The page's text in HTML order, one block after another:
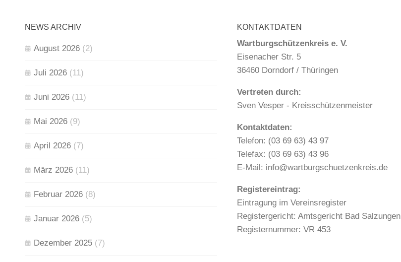
NEWS ARCHIV
August 2026 (2)
Juli 2026 (11)
Juni 2026 (11)
Mai 2026 (9)
April 2026 (7)
März 2026 (11)
Februar 2026 (8)
Januar 2026 (5)
Dezember 2025 (7)
KONTAKTDATEN
Wartburgschützenkreis e. V.
Eisenacher Str. 5
36460 Dorndorf / Thüringen
Vertreten durch:
Sven Vesper - Kreisschützenmeister
Kontaktdaten:
Telefon: (03 69 63) 43 97
Telefax: (03 69 63) 43 96
E-Mail: info@wartburgschuetzenkreis.de
Registereintrag:
Eintragung im Vereinsregister
Registergericht: Amtsgericht Bad Salzungen
Registernummer: VR 453